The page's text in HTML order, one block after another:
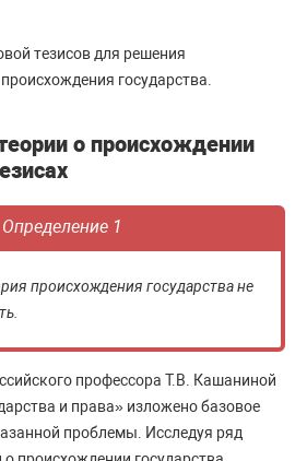
тезисов для решения
государства.
о происхождении
Определение 1
происхождения государства не
профессора Т.В. Кашаниной
и права» изложено базовое
проблемы. Исследуя ряд